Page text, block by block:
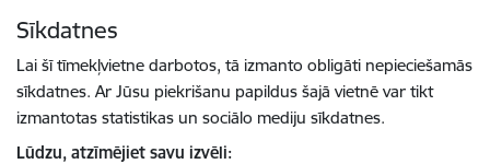
Sīkdatnes
Lai šī tīmekļvietne darbotos, tā izmanto obligāti nepieciešamās
sīkdatnes. Ar Jūsu piekrišanu papildus šajā vietnē var tikt
izmantotas statistikas un sociālo mediju sīkdatnes.
Lūdzu, atzīmējiet savu izvēli: